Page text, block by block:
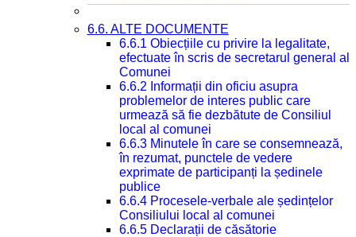
6.6. ALTE DOCUMENTE
6.6.1 Obiecțiile cu privire la legalitate,
efectuate în scris de secretarul general al
Comunei
6.6.2 Informații din oficiu asupra
problemelor de interes public care
urmează să fie dezbătute de Consiliul
local al comunei
6.6.3 Minutele în care se consemnează,
în rezumat, punctele de vedere
exprimate de participanți la ședinele
publice
6.6.4 Procesele-verbale ale ședințelor
Consiliului local al comunei
6.6.5 Declarații de căsătorie